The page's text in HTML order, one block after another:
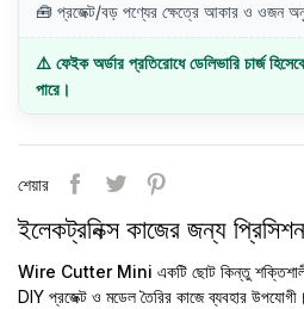
🧰 প্রজেক্ট/বড় পণ্যের ক্ষেত্রে আকার ও ওজন
⚠️ ফেইক অর্ডার প্রতিরোধে ডেলিভারি চার্জ
পারে।
শেয়ার
ইলেকট্রনিক্স কাজের জন্য
Wire Cutter Mini একটি ছোট কিন্তু
DIY প্রজেক্ট ও মডেল তৈরির কাজে ব্যবহার